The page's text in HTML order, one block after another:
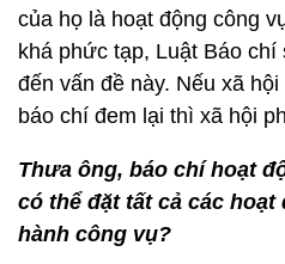
của họ là hoạt động công
khá phức tạp, Luật Báo
đến vấn đề này. Nếu xã
báo chí đem lại thì xã hội
Thưa ông, báo chí hoạt
có thể đặt tất cả các
hành công vụ?